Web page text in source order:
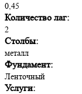
0,45
Количество лаг:
2
Столбы:
металл
Фундамент:
Ленточный
Услуги: